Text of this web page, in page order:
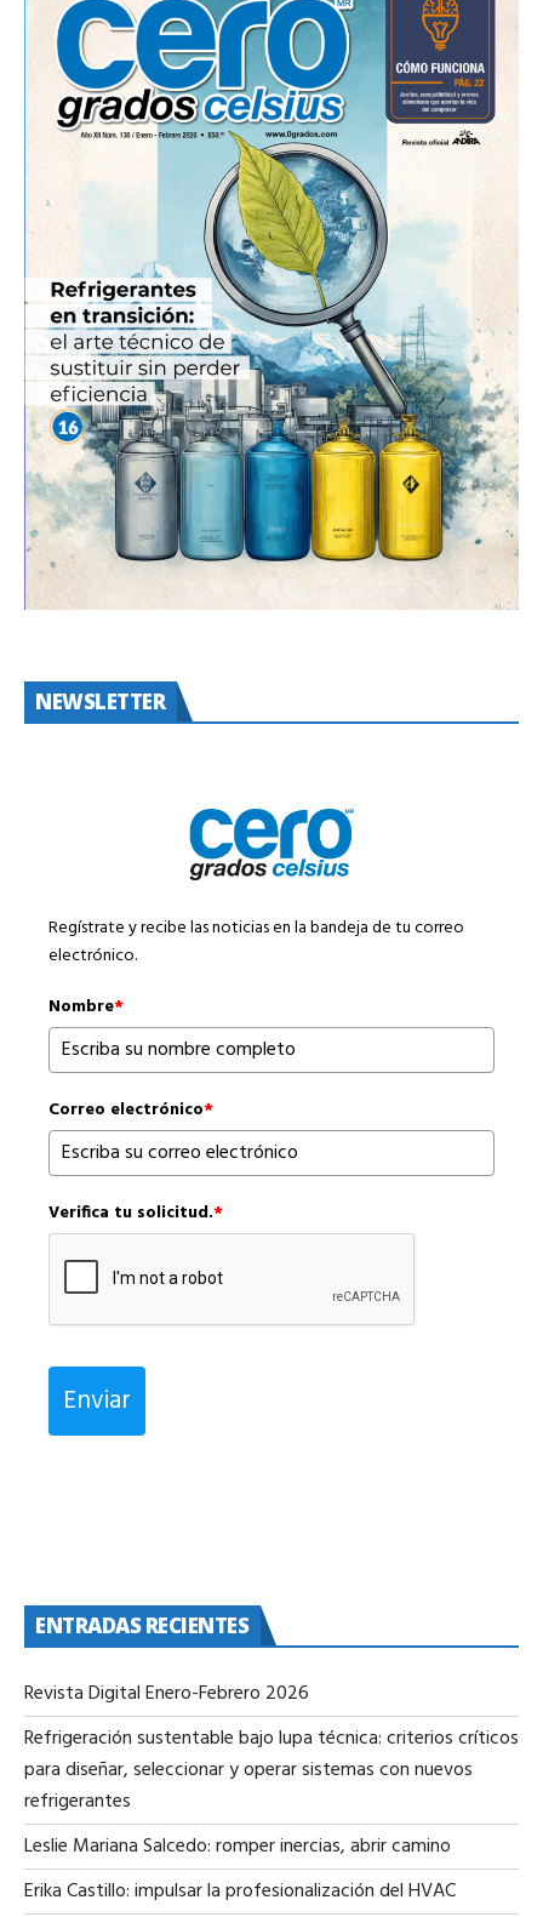
NEWSLETTER
Regístrate y recibe las noticias en la bandeja de tu correo
electrónico.
Nombre*
Correo electrónico*
Verifica tu solicitud.*
Enviar
ENTRADAS RECIENTES
Revista Digital Enero-Febrero 2026
Refrigeración sustentable bajo lupa técnica: criterios críticos
para diseñar, seleccionar y operar sistemas con nuevos
refrigerantes
Leslie Mariana Salcedo: romper inercias, abrir camino
Erika Castillo: impulsar la profesionalización del HVAC